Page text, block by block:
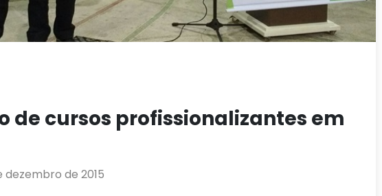
de cursos profissionalizantes em
de 2015